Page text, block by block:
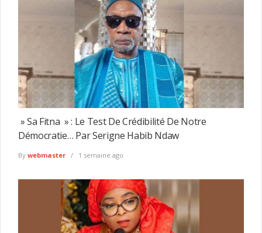
» Sa Fitna » : Le Test De Crédibilité De Notre
Démocratie… Par Serigne Habib Ndaw
By webmaster 1 semaine ago